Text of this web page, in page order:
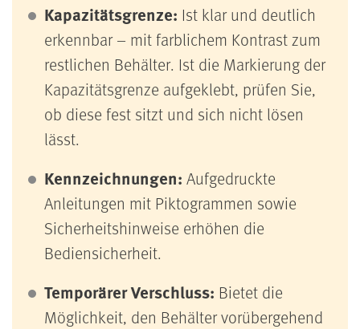
Kapazitätsgrenze: Ist klar und deutlich
erkennbar – mit farblichem Kontrast zum
restlichen Behälter. Ist die Markierung der
Kapazitätsgrenze aufgeklebt, prüfen Sie,
ob diese fest sitzt und sich nicht lösen
lässt.
Kennzeichnungen: Aufgedruckte
Anleitungen mit Piktogrammen sowie
Sicherheitshinweise erhöhen die
Bediensicherheit.
Temporärer Verschluss: Bietet die
Möglichkeit, den Behälter vorübergehend